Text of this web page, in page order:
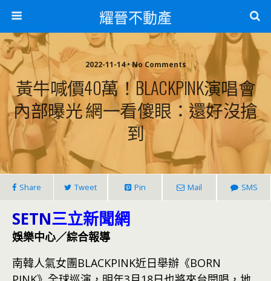
耀晉不動產
2022-11-14 • No Comments
黃牛喊價40萬！BLACKPINK演唱會
內部曝光 網一看傻眼：還好沒搶
到
Share Tweet Pin Mail SMS
SETN三立新聞網
娛樂中心／綜合報導
南韓人氣女團BLACKPINK近日舉辦《BORN